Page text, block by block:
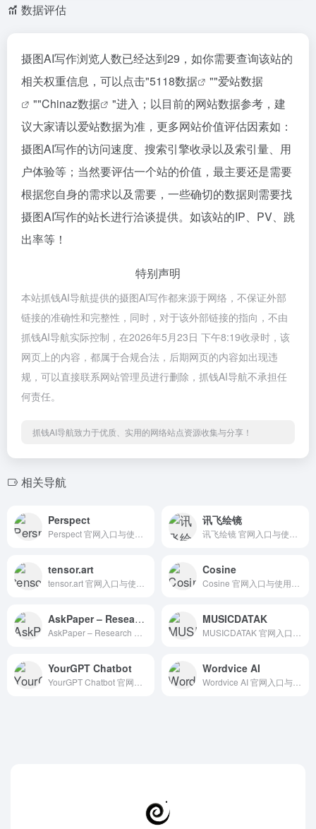
数据评估
摄图AI写作浏览人数已经达到29，如你需要查询该站的
相关权重信息，可以点击"5118数据 ""爱站数据
""Chinaz数据
"进入；以目前的网站数据参考，建
议大家请以爱站数据为准，更多网站价值评估因素如：
摄图AI写作的访问速度、搜索引擎收录以及索引量、用
户体验等；当然要评估一个站的价值，最主要还是需要
根据您自身的需求以及需要，一些确切的数据则需要找
摄图AI写作的站长进行洽谈提供。如该站的IP、PV、跳
出率等！
特别声明
本站抓钱AI导航提供的摄图AI写作都来源于网络，不保证外部
链接的准确性和完整性，同时，对于该外部链接的指向，不由
抓钱AI导航实际控制，在2026年5月23日 下午8:19收录时，该
网页上的内容，都属于合规合法，后期网页的内容如出现违
规，可以直接联系网站管理员进行删除，抓钱AI导航不承担任
何责任。
抓钱AI导航致力于优质、实用的网络站点资源收集与分享！
相关导航
Perspect 讯飞绘镜
tensor.art Cosine
AskPaper – Research ChatGPT for any article MUSICDATAK
YourGPT Chatbot Wordvice AI